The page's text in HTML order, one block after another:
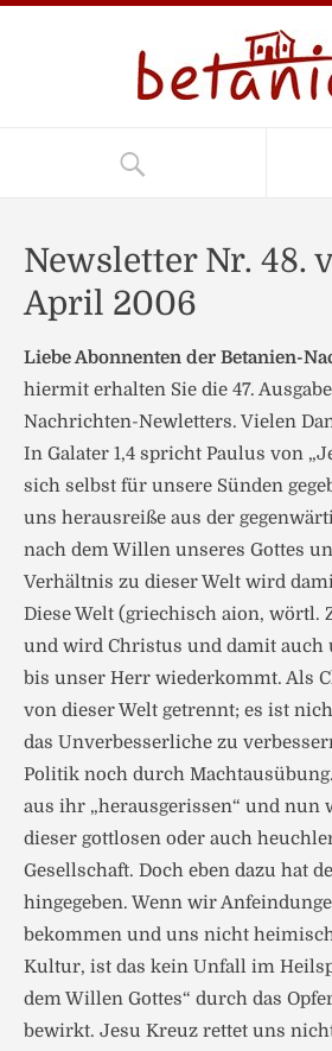
Newsletter Nr. 48.
April 2006
Liebe Abonnenten der Betanien-
hiermit erhalten Sie die 47.
Nachrichten-Newletters. Vielen
In Galater 1,4 spricht Paulus von
sich selbst für unsere Sünden
uns herausreiße aus der
nach dem Willen unseres Gottes
Verhältnis zu dieser Welt wird
Diese Welt (griechisch aion, wörtl.
und wird Christus und damit auch
bis unser Herr wiederkommt. Als
von dieser Welt getrennt; es ist
das Unverbesserliche zu
Politik noch durch
aus ihr „herausgerissen“ und nun
dieser gottlosen oder auch
Gesellschaft. Doch eben dazu hat
hingegeben. Wenn wir
bekommen und uns nicht
Kultur, ist das kein Unfall im
dem Willen Gottes“ durch das
bewirkt. Jesu Kreuz rettet uns